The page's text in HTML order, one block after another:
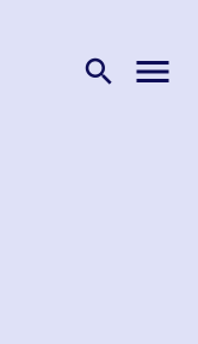
search menu